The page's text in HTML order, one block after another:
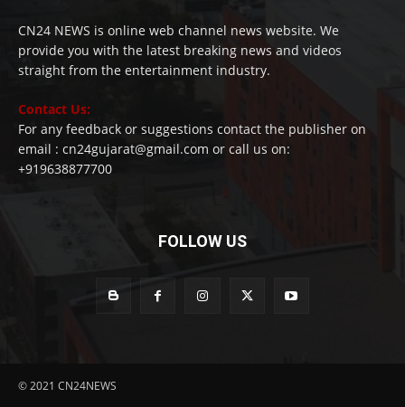
CN24 NEWS is online web channel news website. We
provide you with the latest breaking news and videos
straight from the entertainment industry.
Contact Us:
For any feedback or suggestions contact the publisher on
email : cn24gujarat@gmail.com or call us on:
+919638877700
FOLLOW US
© 2021 CN24NEWS